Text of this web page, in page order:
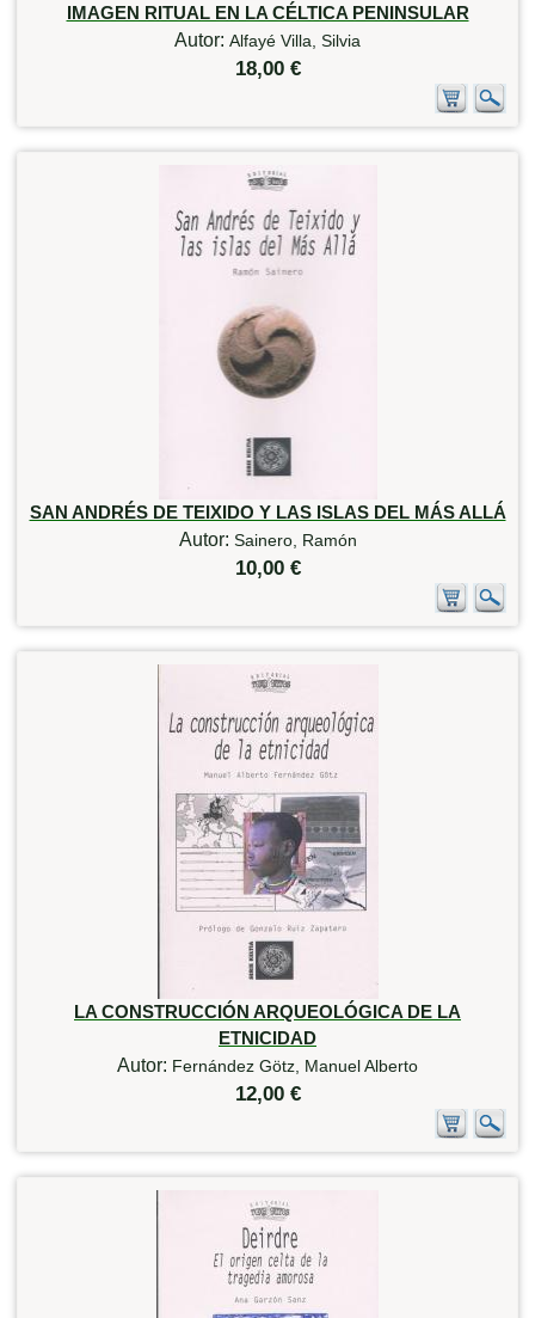
IMAGEN RITUAL EN LA CÉLTICA PENINSULAR
Autor: Alfayé Villa, Silvia
18,00 €
SAN ANDRÉS DE TEIXIDO Y LAS ISLAS DEL MÁS ALLÁ
Autor: Sainero, Ramón
10,00 €
LA CONSTRUCCIÓN ARQUEOLÓGICA DE LA
ETNICIDAD
Autor: Fernández Götz, Manuel Alberto
12,00 €